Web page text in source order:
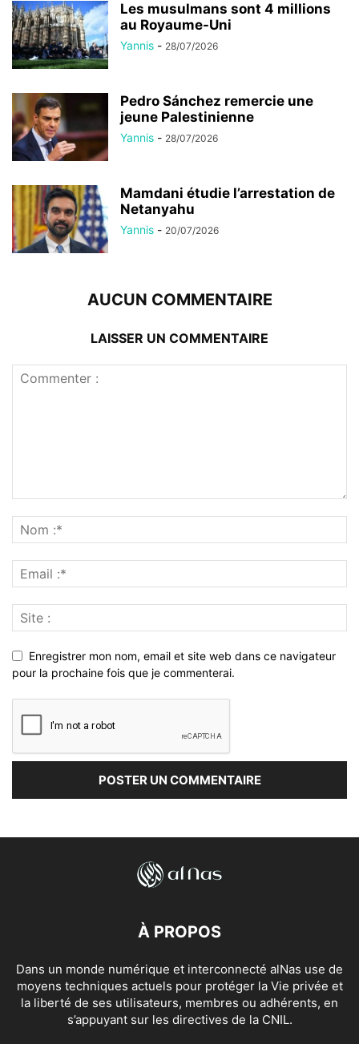
Les musulmans sont 4 millions
au Royaume-Uni
Yannis - 28/07/2026
Pedro Sánchez remercie une
jeune Palestinienne
Yannis - 28/07/2026
Mamdani étudie l’arrestation de
Netanyahu
Yannis - 20/07/2026
AUCUN COMMENTAIRE
LAISSER UN COMMENTAIRE
Enregistrer mon nom, email et site web dans ce navigateur
pour la prochaine fois que je commenterai.
À PROPOS
Dans un monde numérique et interconnecté alNas use de
moyens techniques actuels pour protéger la Vie privée et
la liberté de ses utilisateurs, membres ou adhérents, en
s’appuyant sur les directives de la CNIL.